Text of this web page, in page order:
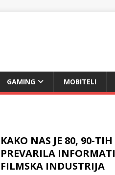
GAMING MOBITELI
KAKO NAS JE 80, 90-
PREVARILA
FILMSKA INDUSTRIJA